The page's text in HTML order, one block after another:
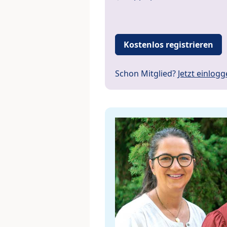
Kostenlos registrieren
Schon Mitglied? Jetzt